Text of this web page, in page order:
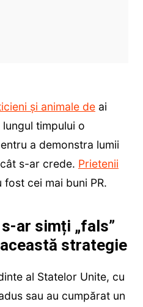
și animale deai
timpului o
a demonstra lumii
s-ar crede. Prietenii
cei mai buni PR.
ar simți „fals”
strategie
al Statelor Unite, cu
sau au cumpărat un